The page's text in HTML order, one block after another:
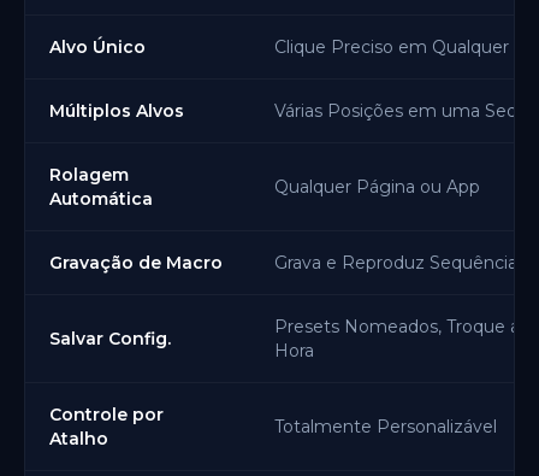
Alvo Único Clique Preciso em Qualquer
Múltiplos Alvos Várias Posições em uma
Rolagem
Automática
Qualquer Página ou App
Gravação de Macro Grava e Reproduz Sequências
Salvar Config.
Presets Nomeados, Troque a
Hora
Controle por
Atalho
Totalmente Personalizável